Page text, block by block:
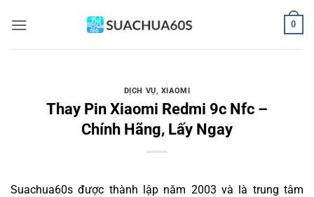
qua
0
DỊCH VỤ, XIAOMI
Thay Pin Xiaomi Redmi 9c Nfc –
Chính Hãng, Lấy Ngay
Suachua60s được thành lập năm 2003 và là trung tâm